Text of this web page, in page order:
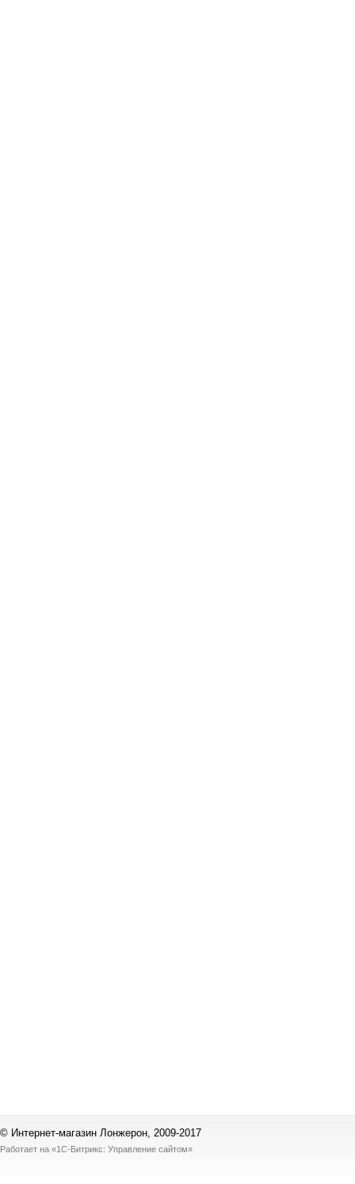
© Интернет-магазин Лонжерон, 2009-2017
Работает на «1С-Битрикс: Управление сайтом»